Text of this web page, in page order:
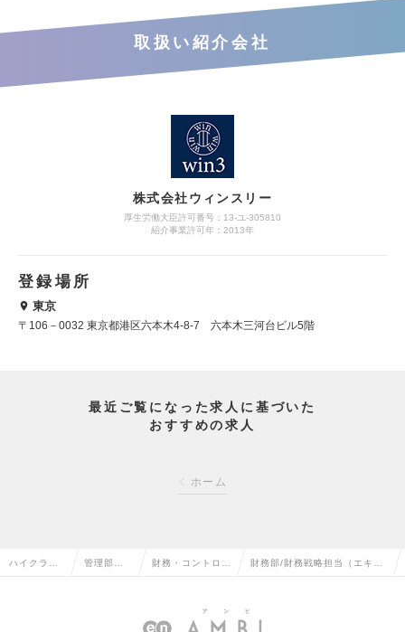
取扱い紹介会社
株式会社ウィンスリー
厚生労働大臣許可番号：13-ユ-305810
紹介事業許可年：2013年
登録場所
東京
〒106－0032 東京都港区六本木4-8-7 六本木三河台ビル5階
最近ご覧になった求人に基づいた
おすすめの求人
ホーム
ハイクラス 管理部門 財務・コントロー 財務部/財務戦略担当（エキス